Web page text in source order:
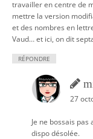
travailler en centre de
mettre la version
et des nombres en
Vaud… et ici, on dit
RÉPONDRE
27
Je ne bossais
dispo désolée.